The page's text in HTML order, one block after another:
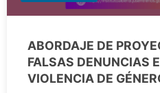
ABORDAJE DE
FALSAS DENUNCIAS
VIOLENCIA DE